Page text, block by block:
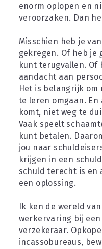
enorm oplopen en
veroorzaken. Dan
Misschien heb je
gekregen. Of heb je
kunt terugvallen. Of
aandacht aan
Het is belangrijk
te leren omgaan.
komt, niet weg te
Vaak speelt
kunt betalen.
jou naar
krijgen in een
schuld terecht is en
een oplossing.
Ik ken de wereld
werkervaring bij
verzekeraar.
incassobureaus,